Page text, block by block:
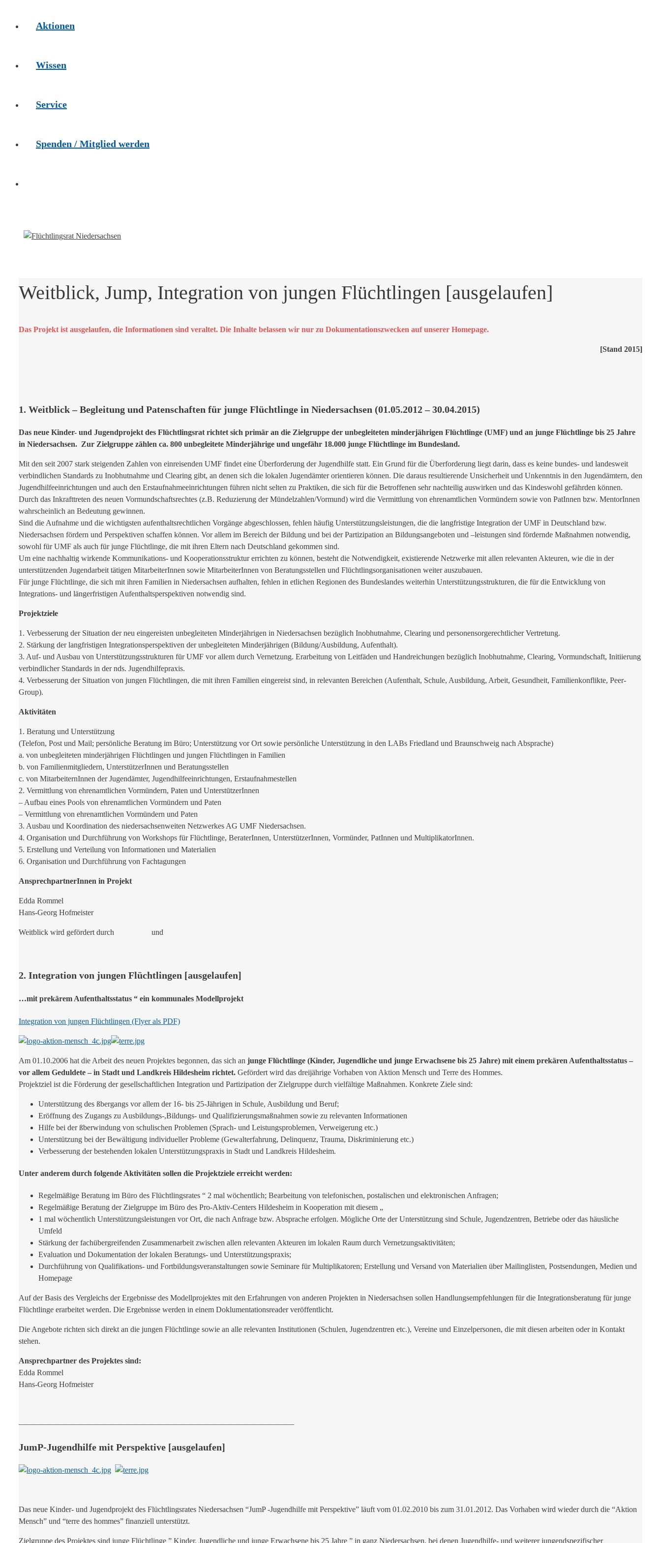
Aktionen
Wissen
Service
Spenden / Mitglied werden
Weitblick, Jump, Integration von jungen Flüchtlingen [ausgelaufen]
Das Projekt ist ausgelaufen, die Informationen sind veraltet. Die Inhalte belassen wir nur zu Dokumentationszwecken auf unserer Homepage.
[Stand 2015]
1. Weitblick – Begleitung und Patenschaften für junge Flüchtlinge in Niedersachsen (01.05.2012 – 30.04.2015)
Das neue Kinder- und Jugendprojekt des Flüchtlingsrat richtet sich primär an die Zielgruppe der unbegleiteten minderjährigen Flüchtlinge (UMF) und an junge Flüchtlinge bis 25 Jahre
in Niedersachsen. Zur Zielgruppe zählen ca. 800 unbegleitete Minderjährige und ungefähr 18.000 junge Flüchtlinge im Bundesland.
Mit den seit 2007 stark steigenden Zahlen von einreisenden UMF findet eine Überforderung der Jugendhilfe statt. Ein Grund für die Überforderung liegt darin, dass es keine bundes- und landesweit
verbindlichen Standards zu Inobhutnahme und Clearing gibt, an denen sich die lokalen Jugendämter orientieren können. Die daraus resultierende Unsicherheit und Unkenntnis in den Jugendämtern, den
Jugendhilfeeinrichtungen und auch den Erstaufnahmeeinrichtungen führen nicht selten zu Praktiken, die sich für die Betroffenen sehr nachteilig auswirken und das Kindeswohl gefährden können.
Durch das Inkrafttreten des neuen Vormundschaftsrechtes (z.B. Reduzierung der Mündelzahlen/Vormund) wird die Vermittlung von ehrenamtlichen Vormündern sowie von PatInnen bzw. MentorInnen
wahrscheinlich an Bedeutung gewinnen.
Sind die Aufnahme und die wichtigsten aufenthaltsrechtlichen Vorgänge abgeschlossen, fehlen häufig Unterstützungsleistungen, die die langfristige Integration der UMF in Deutschland bzw.
Niedersachsen fördern und Perspektiven schaffen können. Vor allem im Bereich der Bildung und bei der Partizipation an Bildungsangeboten und –leistungen sind fördernde Maßnahmen notwendig,
sowohl für UMF als auch für junge Flüchtlinge, die mit ihren Eltern nach Deutschland gekommen sind.
Um eine nachhaltig wirkende Kommunikations- und Kooperationsstruktur errichten zu können, besteht die Notwendigkeit, existierende Netzwerke mit allen relevanten Akteuren, wie die in der
unterstützenden Jugendarbeit tätigen MitarbeiterInnen sowie MitarbeiterInnen von Beratungsstellen und Flüchtlingsorganisationen weiter auszubauen.
Für junge Flüchtlinge, die sich mit ihren Familien in Niedersachsen aufhalten, fehlen in etlichen Regionen des Bundeslandes weiterhin Unterstützungsstrukturen, die für die Entwicklung von
Integrations- und längerfristigen Aufenthaltsperspektiven notwendig sind.
Projektziele
1. Verbesserung der Situation der neu eingereisten unbegleiteten Minderjährigen in Niedersachsen bezüglich Inobhutnahme, Clearing und personensorgerechtlicher Vertretung.
2. Stärkung der langfristigen Integrationsperspektiven der unbegleiteten Minderjährigen (Bildung/Ausbildung, Aufenthalt).
3. Auf- und Ausbau von Unterstützungsstrukturen für UMF vor allem durch Vernetzung. Erarbeitung von Leitfäden und Handreichungen bezüglich Inobhutnahme, Clearing, Vormundschaft, Initiierung
verbindlicher Standards in der nds. Jugendhilfepraxis.
4. Verbesserung der Situation von jungen Flüchtlingen, die mit ihren Familien eingereist sind, in relevanten Bereichen (Aufenthalt, Schule, Ausbildung, Arbeit, Gesundheit, Familienkonflikte, Peer-
Group).
Aktivitäten
1. Beratung und Unterstützung
(Telefon, Post und Mail; persönliche Beratung im Büro; Unterstützung vor Ort sowie persönliche Unterstützung in den LABs Friedland und Braunschweig nach Absprache)
a. von unbegleiteten minderjährigen Flüchtlingen und jungen Flüchtlingen in Familien
b. von Familienmitgliedern, UnterstützerInnen und Beratungsstellen
c. von MitarbeiternInnen der Jugendämter, Jugendhilfeeinrichtungen, Erstaufnahmestellen
2. Vermittlung von ehrenamtlichen Vormündern, Paten und UnterstützerInnen
– Aufbau eines Pools von ehrenamtlichen Vormündern und Paten
– Vermittlung von ehrenamtlichen Vormündern und Paten
3. Ausbau und Koordination des niedersachsenweiten Netzwerkes AG UMF Niedersachsen.
4. Organisation und Durchführung von Workshops für Flüchtlinge, BeraterInnen, UnterstützerInnen, Vormünder, PatInnen und MultiplikatorInnen.
5. Erstellung und Verteilung von Informationen und Materialien
6. Organisation und Durchführung von Fachtagungen
AnsprechpartnerInnen in Projekt
Edda Rommel
Hans-Georg Hofmeister
Weitblick wird gefördert durch und
2. Integration von jungen Flüchtlingen [ausgelaufen]
…mit prekärem Aufenthaltsstatus “ ein kommunales Modellprojekt
Integration von jungen Flüchtlingen (Flyer als PDF)
Am 01.10.2006 hat die Arbeit des neuen Projektes begonnen, das sich an junge Flüchtlinge (Kinder, Jugendliche und junge Erwachsene bis 25 Jahre) mit einem prekären Aufenthaltsstatus –
vor allem Geduldete – in Stadt und Landkreis Hildesheim richtet. Gefördert wird das dreijährige Vorhaben von Aktion Mensch und Terre des Hommes.
Projektziel ist die Förderung der gesellschaftlichen Integration und Partizipation der Zielgruppe durch vielfältige Maßnahmen. Konkrete Ziele sind:
Unterstützung des ßbergangs vor allem der 16- bis 25-Jährigen in Schule, Ausbildung und Beruf;
Eröffnung des Zugangs zu Ausbildungs-,Bildungs- und Qualifizierungsmaßnahmen sowie zu relevanten Informationen
Hilfe bei der ßberwindung von schulischen Problemen (Sprach- und Leistungsproblemen, Verweigerung etc.)
Unterstützung bei der Bewältigung individueller Probleme (Gewalterfahrung, Delinquenz, Trauma, Diskriminierung etc.)
Verbesserung der bestehenden lokalen Unterstützungspraxis in Stadt und Landkreis Hildesheim.
Unter anderem durch folgende Aktivitäten sollen die Projektziele erreicht werden:
Regelmäßige Beratung im Büro des Flüchtlingsrates “ 2 mal wöchentlich; Bearbeitung von telefonischen, postalischen und elektronischen Anfragen;
Regelmäßige Beratung der Zielgruppe im Büro des Pro-Aktiv-Centers Hildesheim in Kooperation mit diesem „
1 mal wöchentlich Unterstützungsleistungen vor Ort, die nach Anfrage bzw. Absprache erfolgen. Mögliche Orte der Unterstützung sind Schule, Jugendzentren, Betriebe oder das häusliche
Umfeld
Stärkung der fachübergreifenden Zusammenarbeit zwischen allen relevanten Akteuren im lokalen Raum durch Vernetzungsaktivitäten;
Evaluation und Dokumentation der lokalen Beratungs- und Unterstützungspraxis;
Durchführung von Qualifikations- und Fortbildungsveranstaltungen sowie Seminare für Multiplikatoren; Erstellung und Versand von Materialien über Mailinglisten, Postsendungen, Medien und
Homepage
Auf der Basis des Vergleichs der Ergebnisse des Modellprojektes mit den Erfahrungen von anderen Projekten in Niedersachsen sollen Handlungsempfehlungen für die Integrationsberatung für junge
Flüchtlinge erarbeitet werden. Die Ergebnisse werden in einem Doklumentationsreader veröffentlicht.
Die Angebote richten sich direkt an die jungen Flüchtlinge sowie an alle relevanten Institutionen (Schulen, Jugendzentren etc.), Vereine und Einzelpersonen, die mit diesen arbeiten oder in Kontakt
stehen.
Ansprechpartner des Projektes sind:
Edda Rommel
Hans-Georg Hofmeister
———————————————————————————————————
JumP-Jugendhilfe mit Perspektive [ausgelaufen]
Das neue Kinder- und Jugendprojekt des Flüchtlingsrates Niedersachsen “JumP -Jugendhilfe mit Perspektive” läuft vom 01.02.2010 bis zum 31.01.2012. Das Vorhaben wird wieder durch die “Aktion
Mensch” und “terre des hommes” finanziell unterstützt.
Zielgruppe des Projektes sind junge Flüchtlinge ” Kinder, Jugendliche und junge Erwachsene bis 25 Jahre ” in ganz Niedersachsen, bei denen Jugendhilfe- und weiterer jungendspezifischer